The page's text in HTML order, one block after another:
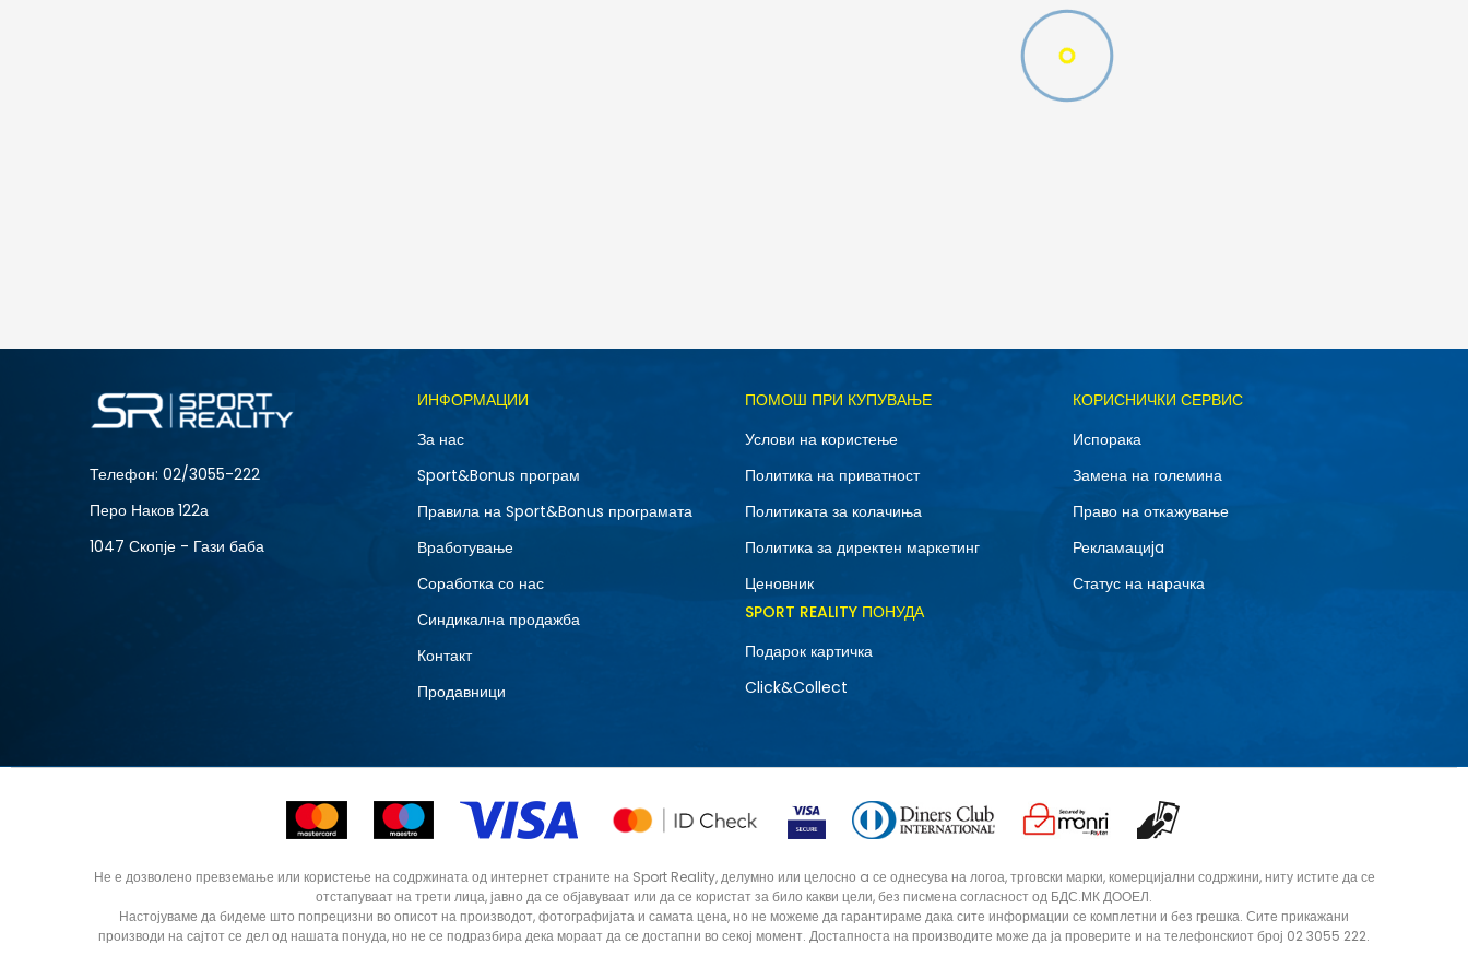
Големина
2XL
Телефон: 02/3055-222
Перо Наков 122а
1047 Скопје - Гази баба
ИНФОРМАЦИИ
За нас
Sport&Bonus програм
Правила на Sport&Bonus програмата
Вработување
Соработка со нас
Синдикална продажба
Контакт
Продавници
ПОМОШ ПРИ КУПУВАЊЕ
Услови на користење
Политика на приватност
Политиката за колачиња
Политика за директен маркетинг
Ценовник
КОРИСНИЧКИ СЕРВИС
Испорака
Замена на големина
Право на откажување
Рекламациja
Статус на нарачка
SPORT REALITY ПОНУДА
Подарок картичка
Click&Collect
Не е дозволено превземање или користење на содржината од интернет страните на Sport Reality, делумно или целосно a се однесува на логоа, трговски марки, комерцијални содржини, ниту истите да се
отстапуваат на трети лица, јавно да се објавуваат или да се користат за било какви цели, без писмена согласност од БДС.МК ДООЕЛ.
Настојуваме да бидеме што попрецизни во описот на производот, фотографијата и самата цена, но не можеме да гарантираме дака сите информации се комплетни и без грешка. Сите прикажани
производи на сајтот се дел од нашата понуда, но не се подразбира дека мораат да се достапни во секој момент. Достапноста на производите може да ја проверите и на телефонскиот број 02 3055 222.